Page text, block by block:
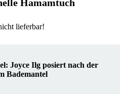
Hamamtuch
lieferbar!
Joyce Ilg posiert nach der
Bademantel